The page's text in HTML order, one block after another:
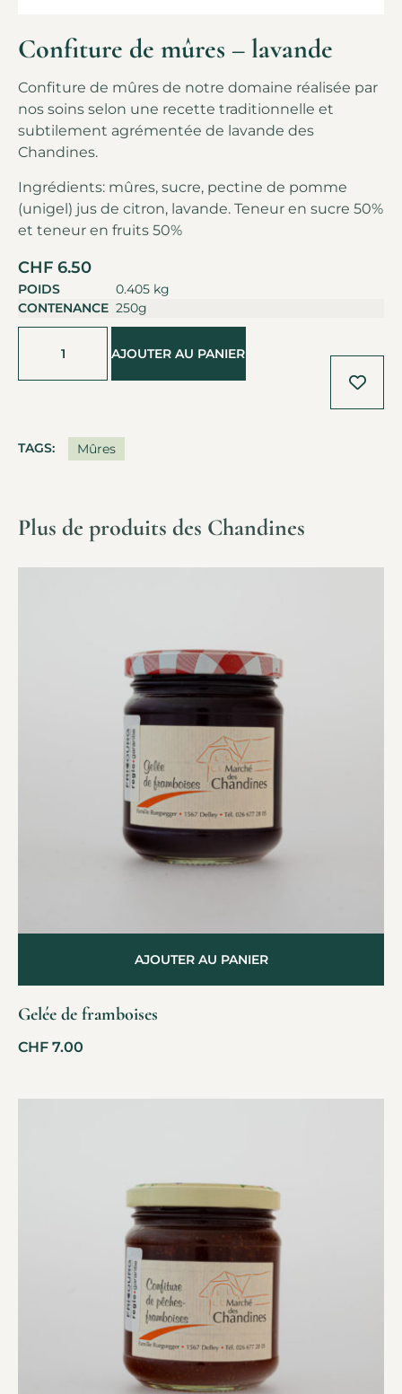
Confiture de mûres – lavande
Confiture de mûres de notre domaine réalisée par
nos soins selon une recette traditionnelle et
subtilement agrémentée de lavande des
Chandines.
Ingrédients: mûres, sucre, pectine de pomme
(unigel) jus de citron, lavande. Teneur en sucre 50%
et teneur en fruits 50%
CHF 6.50
POIDS
0.405 kg
CONTENANCE 250g
AJOUTER AU PANIER
TAGS: Mûres
Plus de produits des Chandines
Gelée de framboises
CHF 7.00
AJOUTER AU PANIER